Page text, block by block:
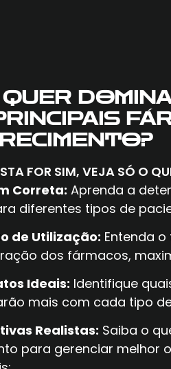
FOR SIM, VEJA SÓ O
Correta: Aprenda a
diferentes tipos de
de Utilização: Entenda
dos fármacos,
Ideais: Identifique
mais com cada tipo
Realistas: Saiba o
para gerenciar melhor